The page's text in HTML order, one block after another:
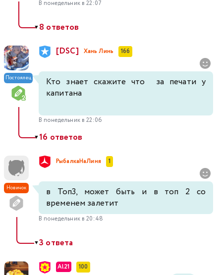
В понедельник в 22:07
▼8 ответов
Постоялец
[DSC] Хань Линь 166
Кто знает скажите что за печати у
капитана
В понедельник в 22:06
▼16 ответов
Новичок
РыбалкаНаЛиня 1
в Топ3, может быть и в топ 2 со
временем залетит
В понедельник в 20:48
▼3 ответа
Al21 100